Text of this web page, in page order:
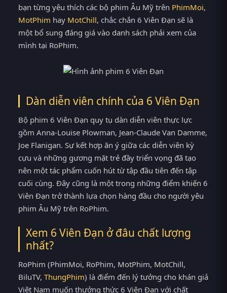
bạn từng yêu thích các bộ phim Âu Mỹ trên PhimMoi,
MotPhim hay MotChill, chắc chắn 6 Viên Đạn sẽ là
một bổ sung đáng giá vào danh sách phải xem của
mình tại RoPhim.
Dàn diễn viên chính của 6 Viên Đạn
Bộ phim 6 Viên Đạn quy tụ dàn diễn viên thực lực
gồm Anna-Louise Plowman, Jean-Claude Van Damme,
Joe Flanigan. Sự kết hợp ăn ý giữa các diễn viên kỳ
cựu và những gương mặt trẻ đầy triển vọng đã tạo
nên một tác phẩm cuốn hút từ tập đầu tiên đến tập
cuối cùng. Đây cũng là một trong những điểm khiến 6
Viên Đạn trở thành lựa chọn hàng đầu cho người yêu
phim Âu Mỹ trên RoPhim.
Xem 6 Viên Đạn ở đâu chất lượng
nhất?
RoPhim (PhimMoi, RoPhim, MotPhim, MotChill,
BiluTV, ThungPhim) là điểm đến lý tưởng cho khán giả
Việt Nam muốn thưởng thức 6 Viên Đạn với chất